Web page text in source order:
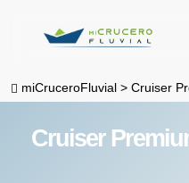
contentmiCruceroFluvial >Cruiser
Cruiser